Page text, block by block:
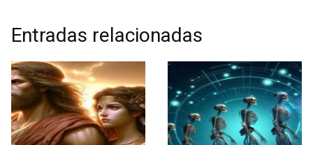
Entradas relacionadas